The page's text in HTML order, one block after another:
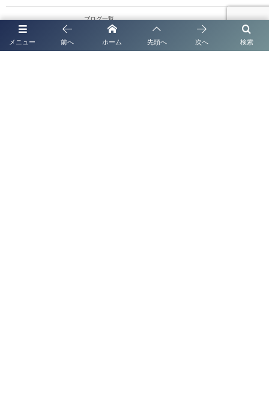
ブログ一覧
【2026年最新】「金属盗対策法」施行に伴う特定
金属くず買受業の届出とは？認定経営革新等支援
メニュー 検索
前へ ホーム 先頭へ 次へ